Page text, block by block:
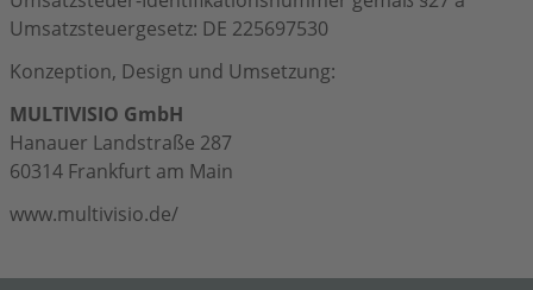
Umsatzsteuergesetz: DE 225697530
Konzeption, Design und Umsetzung:
MULTIVISIO GmbH
Hanauer Landstraße 287
60314 Frankfurt am Main
www.multivisio.de/